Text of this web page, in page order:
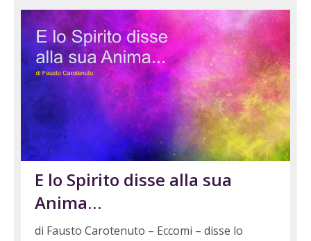
E lo Spirito disse alla sua
Anima…
di Fausto Carotenuto – Eccomi – disse lo